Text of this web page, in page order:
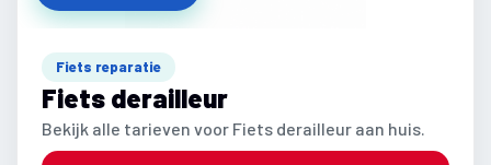
Fiets reparatie
Fiets derailleur
Bekijk alle tarieven voor Fiets derailleur aan huis.